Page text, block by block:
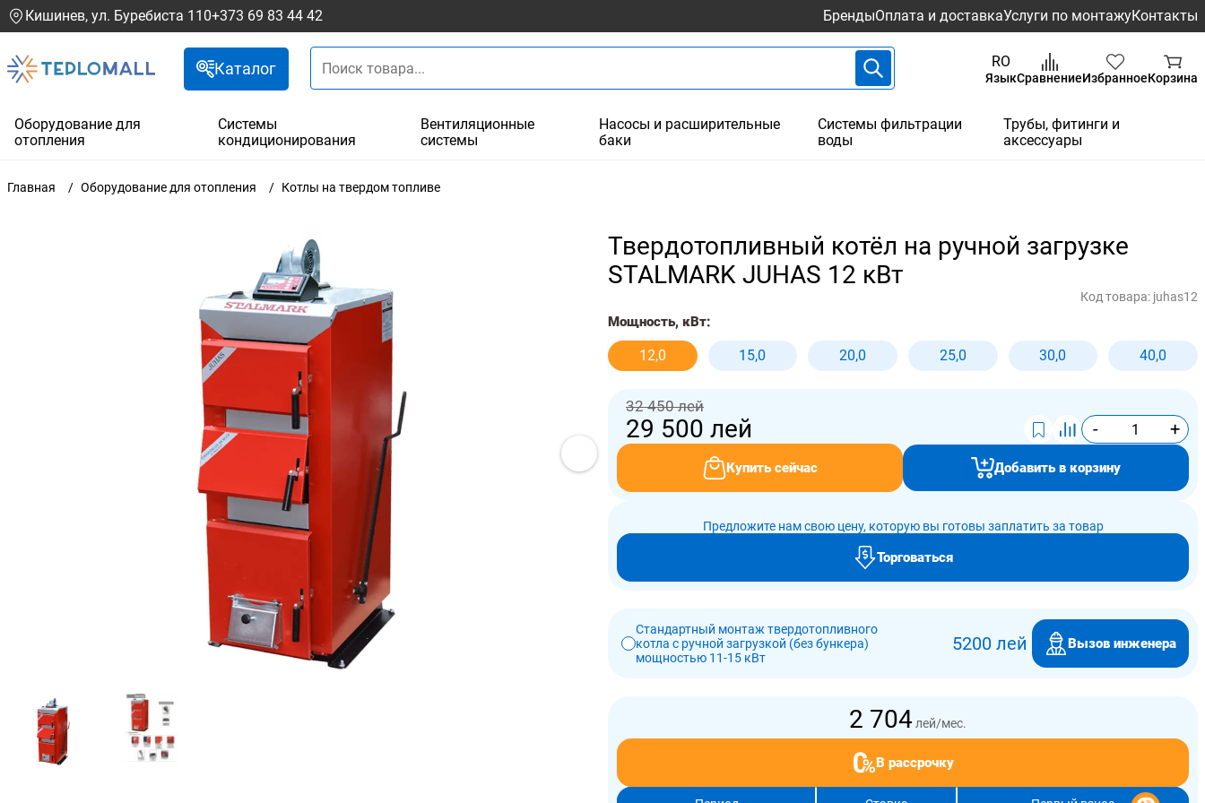
Кишинев, ул. Буребиста 110+373 69 83 44 42 БрендыОплата и доставкаУслуги по монтажуКонтакты
Каталог RO
ЯзыкСравнениеИзбранноеКорзина
Оборудование для
отопления
Системы
кондиционирования
Вентиляционные
системы
Насосы и расширительные
баки
Системы фильтрации
воды
Трубы, фитинги и
аксессуары
Главная Оборудование для отопления Котлы на твердом топливе
Твердотопливный котёл на ручной загрузке
STALMARK JUHAS 12 кВт
Код товара: juhas12
Мощность, кВт:
12,0 15,0 20,0 25,0 30,0 40,0
32 450 лей
29 500 лей - +
Купить сейчас Добавить в корзину
Предложите нам свою цену, которую вы готовы заплатить за товар
Торговаться
Стандартный монтаж твердотопливного
котла с ручной загрузкой (без бункера)
мощностью 11-15 кВт
5200 лей Вызов инженера
2 704лей/мес.
В рассрочку